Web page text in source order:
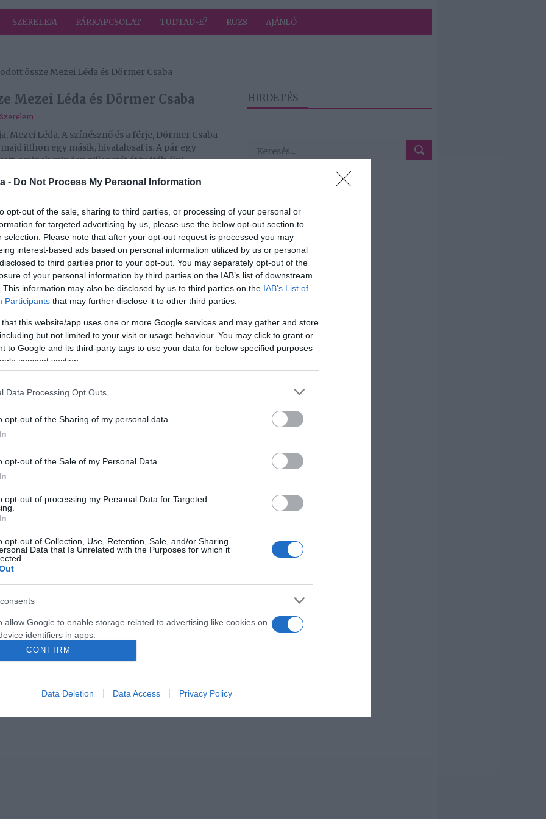
- Do Not Process My Personal Information
opt-out of the sale, sharing to third parties, or processing of your personal or
for targeted advertising by us, please use the below opt-out section to
selection. Please note that after your opt-out request is processed you may
interest-based ads based on personal information utilized by us or personal
to third parties prior to your opt-out. You may separately opt-out of the
of your personal information by third parties on the IAB’s list of downstream
This information may also be disclosed by us to third parties on the IAB’s List of
Participants that may further disclose it to other third parties.
that this website/app uses one or more Google services and may gather and store
but not limited to your visit or usage behaviour. You may click to grant or
to Google and its third-party tags to use your data for below specified purposes
consent section.
Data Processing Opt Outs
opt-out of the Sharing of my personal data.
opt-out of the Sale of my Personal Data.
opt-out of processing my Personal Data for Targeted
opt-out of Collection, Use, Retention, Sale, and/or Sharing
Data that Is Unrelated with the Purposes for which it
allow Google to enable storage related to advertising like cookies on
identifiers in apps.
allow my user data to be sent to Google for online advertising
allow Google to send me personalized advertising.
CONFIRM
Data Deletion Data Access Privacy Policy
SZERELEM PÁRKAPCSOLAT TUDTAD-E? RÚZS AJÁNLÓ
össze Mezei Léda és Dörmer Csaba
Mezei Léda és Dörmer Csaba
Szerelem
Mezei Léda. A színésznő és a férje, Dörmer Csaba
itthon egy másik, hivatalosat is. A pár egy
aminek minden pillanatát át tudták élni.
mondjuk ki egymásnak: akarom!
aki hozzátette: végül azért Ciprusra esett a
is jó meleg van.
családjuknak és a barátaiknak el kellett
lesznek ott, valamint a két tanújuk, ugyanis nem
gyermekeivel is tudatni kellett a hírt, ám a szülei
a fiúk megnősül.
Megértették. Pláne, hogy hangsúlyoztuk, itthon is
szűk körben, tehát volt egy igazi esküvőnk
Mezei Léda.
egy régi ékszeréből készíttette el a gyűrűket, mert
róla. Mezei Léda és Dörmer Csaba örökre a
kimondták egymásnak a boldogító igent.
zártuk. És ugyan Csabát többször hívom még a
és lehet, így is marad
Pinterest
,Mezei Léda,Dörmer Csaba
a 3
2026-08-09.
Veréb Tamás válik
a feleségétől
tett Kabai András
HIRDETÉS